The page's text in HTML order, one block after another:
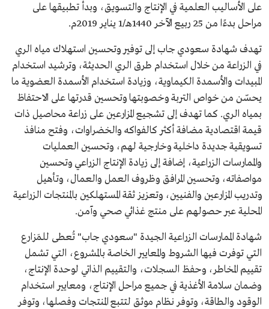
على الأساليب العلمية في الإنتاج والتسويق، وبدأ تطبيقها على
مراحل بدءًا من 25 ربيع الآخر 1440هـ/1 يناير 2019م.
تهدف شهادة سعودي جاب إلى توفير وتحسين استهلاك مياه الري
في الزراعة من خلال استخدام طرق الري الحديثة، وترشيد استخدام
المبيدات والأسمدة الكيماوية، وزيادة استخدام الأسمدة العضوية ما
يحسّن من خواص التربة وخصوبتها وتحسين قدرتها على الاحتفاظ
بمياه الري. كما تهدف إلى تشجيع المزارعين على زراعة محاصيل ذات
قيمة اقتصادية مضافة أكثر كالفواكه والخضراوات، وفتح منافذ
تسويقية جديدة داخلية وخارجية لهم، وتحسين العمليات
والممارسات الزراعية، إضافة إلى زيادة الإنتاج الزراعي وتحسين
مواصفاته، وتحسين المرافق وظروف العمل والعمال، وتأهيل
وتدريب المزارعين والفنيين، وتعزيز ثقة المستهلكين بالمنتجات الزراعية
المحلية عبر حصولهم على منتج غذائي صحي وآمن.
شهادة الممارسات الزراعية الجيدة "سعودي جاب" تُعطى للمَزارع
التي توفرت فيها الشروط والمعايير الخاصة بالمشروع، التي تشمل
تقييم المخاطر، وحفظ السجلات، والتقييم الذاتي لوحدة الإنتاج،
وضمان سلامة الأغذية في جميع مراحل الإنتاج، ومعايير استخدام
الوقود والطاقة، وتوفر نظام موثق لتتبع المنتجات وفصلها، وتوفر